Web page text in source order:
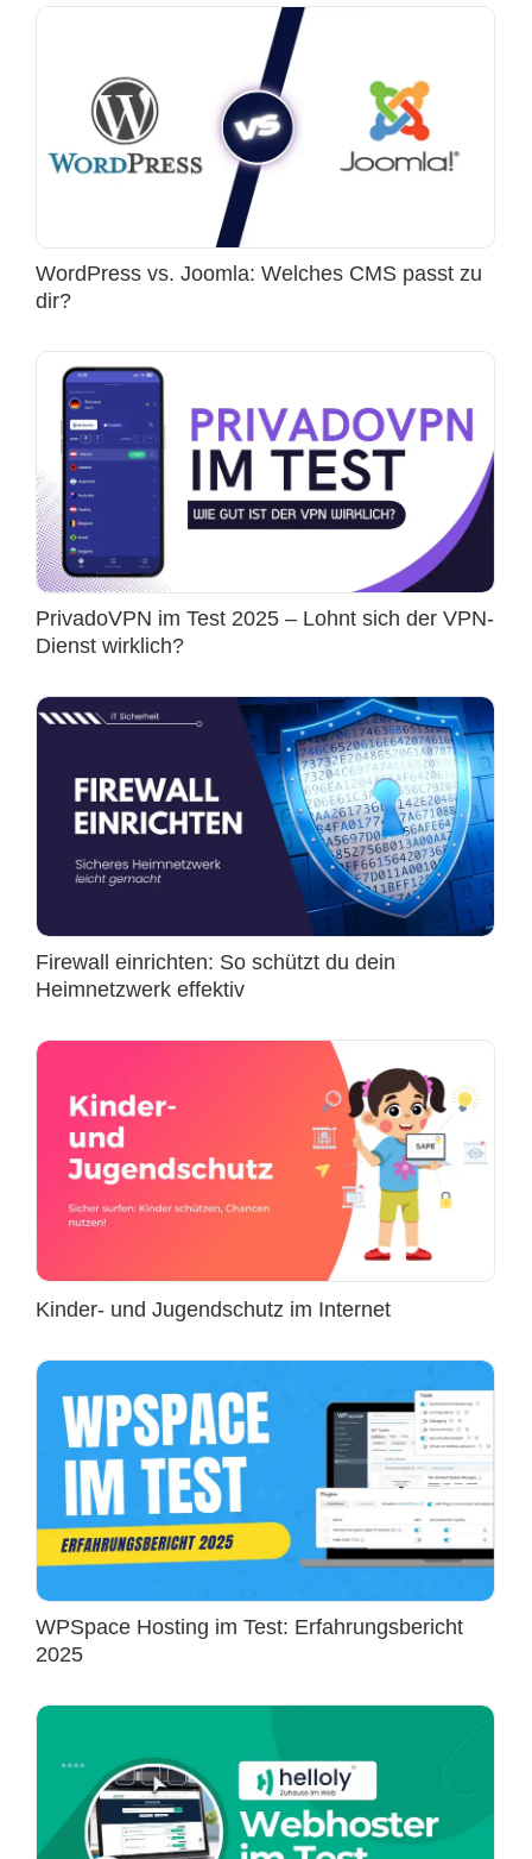
WordPress vs. Joomla: Welches CMS passt zu
dir?
PrivadoVPN im Test 2025 – Lohnt sich der VPN-
Dienst wirklich?
Firewall einrichten: So schützt du dein
Heimnetzwerk effektiv
Kinder- und Jugendschutz im Internet
WPSpace Hosting im Test: Erfahrungsbericht
2025